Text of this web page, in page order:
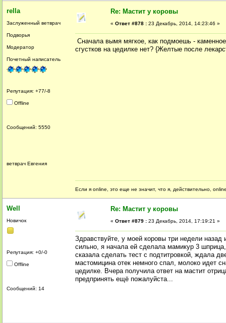
rella
Заслуженный ветврач
Подворья
Модератор
Почетный написатель
Репутация: +77/-8
Offline
Сообщений: 5550
ветврач Евгения
Re: Мастит у коровы
« Ответ #878 : 23 Декабрь, 2014, 14:23:46 »
Сначала вымя мягкое, как подмоешь -
сгустков на цедилке нет? {Желтые после
Если я online, это еще не значит, что я, действительно,
Well
Новичок
Репутация: +0/-0
Offline
Сообщений: 14
Re: Мастит у коровы
« Ответ #879 : 23 Декабрь, 2014, 17:19:21 »
Здравствуйте, у моей коровы три недели
сильно, я начала ей сделала мамикур 3
сказала сделать тест с подтитровкой, ждала
мастомицина отек немного спал, молоко идет
цедилке. Вчера получила ответ на мастит
предпринять ещё пожалуйста...